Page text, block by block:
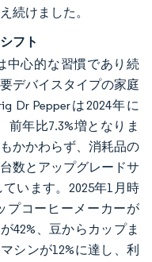
続けました。
フト
中心的な習慣であり続
デバイスタイプの家庭
Dr Pepperは2024年に
前年比7.3%増となりま
かかわらず、消耗品の
数とアップグレードサ
います。2025年1月時
プコーヒーメーカーが
42%、豆からカップま
シンが12%に達し、利